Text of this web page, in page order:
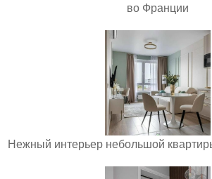
во Франции
Нежный интерьер небольшой